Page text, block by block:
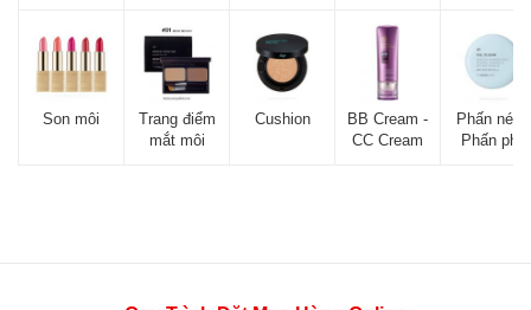
Son môi
Trang điểm
mắt môi
Cushion
BB Cream -
CC Cream
Phấn nén -
Phấn phủ